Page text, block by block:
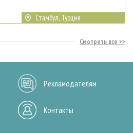
Стамбул, Турция
Смотреть все
Рекламодателям
Контакты